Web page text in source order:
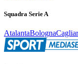
Squadra Serie A
AtalantaBologna